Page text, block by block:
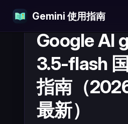
Skip to content
Gemini 使用指南
Google AI
3.5-flash
指南（
最新）